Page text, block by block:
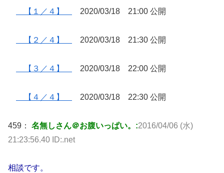
【１／４】 2020/03/18 21:00 公開
【２／４】 2020/03/18 21:30 公開
【３／４】 2020/03/18 22:00 公開
【４／４】 2020/03/18 22:30 公開
459： 名無しさん＠お腹いっぱい。:2016/04/06 (水)
21:23:56.40 ID:.net
相談です。